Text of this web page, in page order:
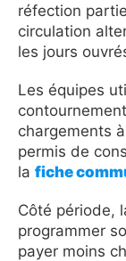
réfection
circulation
les jours
Les équipes
chargements
permis de
la fiche
Côté période,
programmer
payer moins